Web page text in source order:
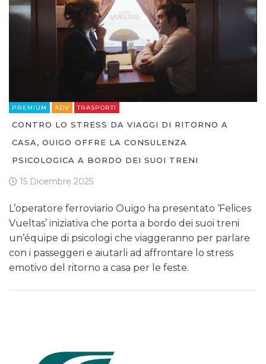
PREMIUM ADV TRASPORTI
CONTRO LO STRESS DA VIAGGI DI RITORNO A
CASA, OUIGO OFFRE LA CONSULENZA
PSICOLOGICA A BORDO DEI SUOI TRENI
15 Dicembre 2025
L’operatore ferroviario Ouigo ha presentato ‘Felices
Vueltas’ iniziativa che porta a bordo dei suoi treni
un’équipe di psicologi che viaggeranno per parlare
con i passeggeri e aiutarli ad affrontare lo stress
emotivo del ritorno a casa per le feste.